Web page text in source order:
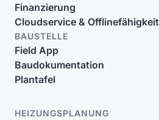
Finanzierung
Cloudservice & Offlinefähigkeit
BAUSTELLE
Field App
Baudokumentation
Plantafel
HEIZUNGSPLANUNG